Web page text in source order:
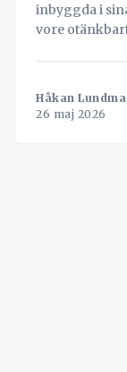
inbyggda i
vore
Håkan
26 maj 2026